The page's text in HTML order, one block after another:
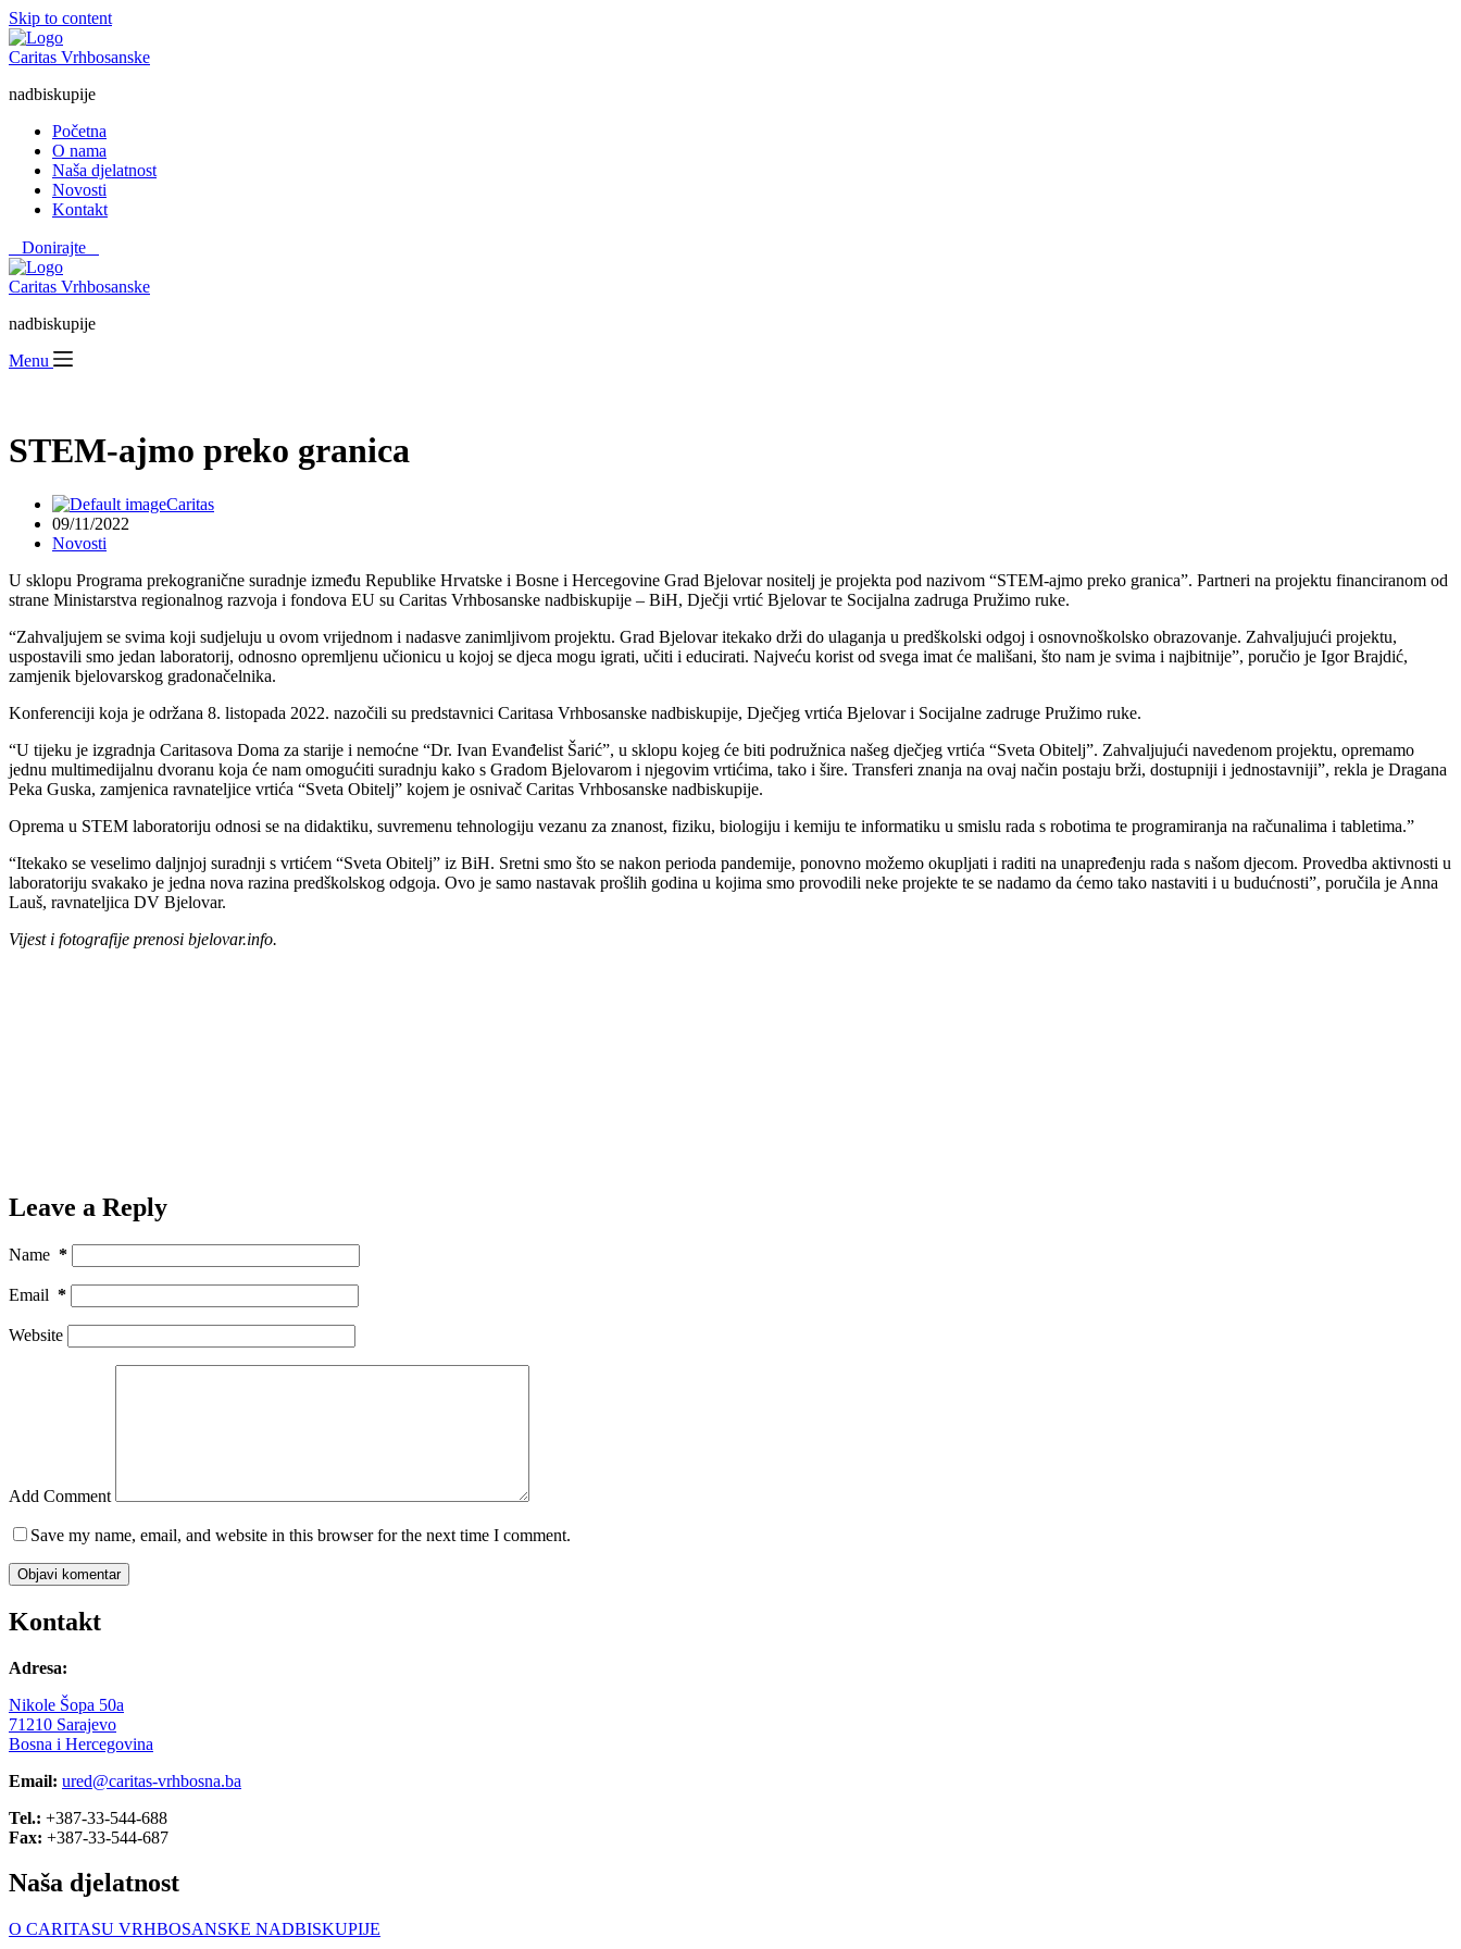
Skip to content
Caritas Vrhbosanske
nadbiskupije
Početna
O nama
Naša djelatnost
Novosti
Kontakt
⠀Donirajte⠀
Caritas Vrhbosanske
nadbiskupije
Menu
STEM-ajmo preko granica
Caritas
09/11/2022
Novosti
U sklopu Programa prekogranične suradnje između Republike Hrvatske i Bosne i Hercegovine Grad Bjelovar nositelj je projekta pod nazivom “STEM-ajmo preko granica”. Partneri na projektu financiranom od
strane Ministarstva regionalnog razvoja i fondova EU su Caritas Vrhbosanske nadbiskupije – BiH, Dječji vrtić Bjelovar te Socijalna zadruga Pružimo ruke.
“Zahvaljujem se svima koji sudjeluju u ovom vrijednom i nadasve zanimljivom projektu. Grad Bjelovar itekako drži do ulaganja u predškolski odgoj i osnovnoškolsko obrazovanje. Zahvaljujući projektu,
uspostavili smo jedan laboratorij, odnosno opremljenu učionicu u kojoj se djeca mogu igrati, učiti i educirati. Najveću korist od svega imat će mališani, što nam je svima i najbitnije”, poručio je Igor Brajdić,
zamjenik bjelovarskog gradonačelnika.
Konferenciji koja je održana 8. listopada 2022. nazočili su predstavnici Caritasa Vrhbosanske nadbiskupije, Dječjeg vrtića Bjelovar i Socijalne zadruge Pružimo ruke.
“U tijeku je izgradnja Caritasova Doma za starije i nemoćne “Dr. Ivan Evanđelist Šarić”, u sklopu kojeg će biti podružnica našeg dječjeg vrtića “Sveta Obitelj”. Zahvaljujući navedenom projektu, opremamo
jednu multimedijalnu dvoranu koja će nam omogućiti suradnju kako s Gradom Bjelovarom i njegovim vrtićima, tako i šire. Transferi znanja na ovaj način postaju brži, dostupniji i jednostavniji”, rekla je Dragana
Peka Guska, zamjenica ravnateljice vrtića “Sveta Obitelj” kojem je osnivač Caritas Vrhbosanske nadbiskupije.
Oprema u STEM laboratoriju odnosi se na didaktiku, suvremenu tehnologiju vezanu za znanost, fiziku, biologiju i kemiju te informatiku u smislu rada s robotima te programiranja na računalima i tabletima.”
“Itekako se veselimo daljnjoj suradnji s vrtićem “Sveta Obitelj” iz BiH. Sretni smo što se nakon perioda pandemije, ponovno možemo okupljati i raditi na unapređenju rada s našom djecom. Provedba aktivnosti u
laboratoriju svakako je jedna nova razina predškolskog odgoja. Ovo je samo nastavak prošlih godina u kojima smo provodili neke projekte te se nadamo da ćemo tako nastaviti i u budućnosti”, poručila je Anna
Lauš, ravnateljica DV Bjelovar.
Vijest i fotografije prenosi bjelovar.info.
Leave a Reply
Name *
Email *
Website
Add Comment
Save my name, email, and website in this browser for the next time I comment.
Objavi komentar
Kontakt
Adresa:
Nikole Šopa 50a
71210 Sarajevo
Bosna i Hercegovina
Email: ured@caritas-vrhbosna.ba
Tel.: +387-33-544-688
Fax: +387-33-544-687
Naša djelatnost
O CARITASU VRHBOSANSKE NADBISKUPIJE